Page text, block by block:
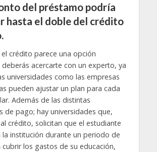
del préstamo podría
hasta el doble del crédito
el crédito parece una opción
acercarte con un experto, ya
universidades como las empresas
pueden ajustar un plan para cada
Además de las distintas
de pago; hay universidades que,
crédito, solicitan que el estudiante
institución durante un periodo de
los gastos de su educación,